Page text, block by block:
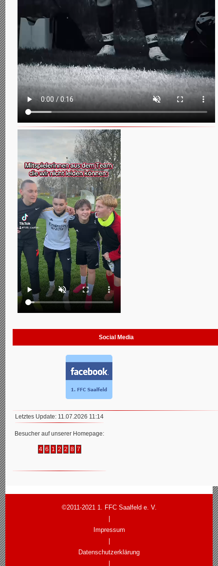
Social Media
Letztes Update: 11.07.2026 11:14
Besucher auf unserer Homepage:
4 6 1 2 2 8 7
©2011-2021 1. FFC Saalfeld e. V.
|
Impressum
|
Datenschutzerklärung
|